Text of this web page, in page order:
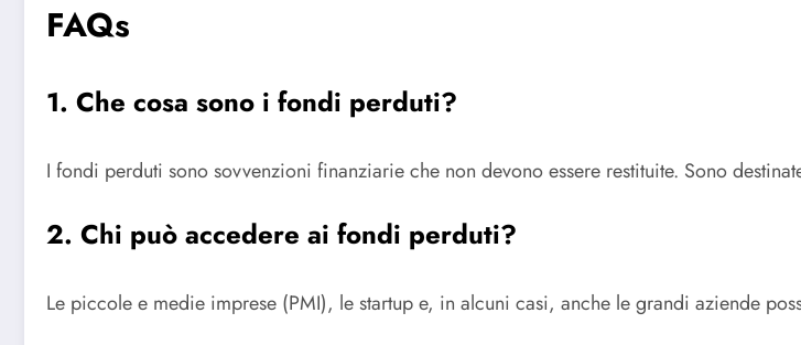
FAQs
1. Che cosa sono i fondi perduti?
I fondi perduti sono sovvenzioni finanziarie che non devono essere restituite. Sono
2. Chi può accedere ai fondi perduti?
Le piccole e medie imprese (PMI), le startup e, in alcuni casi, anche le grandi aziende